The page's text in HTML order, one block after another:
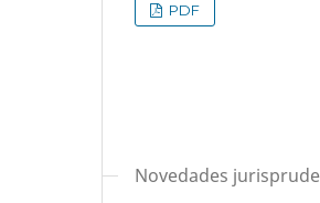
PDF
Novedades